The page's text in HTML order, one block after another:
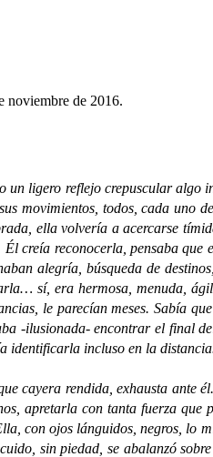
noviembre de 2016.
reflejo crepuscular algo
movimientos, todos, cada
ella volvería a acercarse
creía reconocerla, pensaba
alegría, búsqueda de
sí, era hermosa, menuda,
le parecían meses. Sabía
-ilusionada- encontrar el final
identificarla incluso en la
rendida, exhausta ante
apretarla con tanta fuerza
con ojos lánguidos, negros, lo
sin piedad, se abalanzó